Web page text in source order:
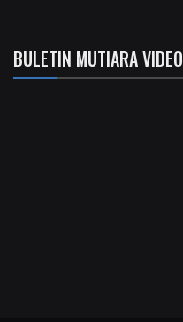
BULETIN MUTIARA VIDEO